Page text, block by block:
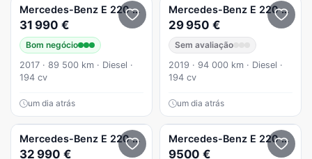
Mercedes-Benz E 220 d AMG
31 990 €
Bom negócio
2017 · 89 500 km · Diesel ·
194 cv
um dia atrás
Mercedes-Benz E 220 d
29 950 €
Sem avaliação
2019 · 94 000 km · Diesel ·
194 cv
um dia atrás
Mercedes-Benz E 220 d AMG Line Aut.
32 990 €
Mercedes-Benz E 220 CDI
9500 €